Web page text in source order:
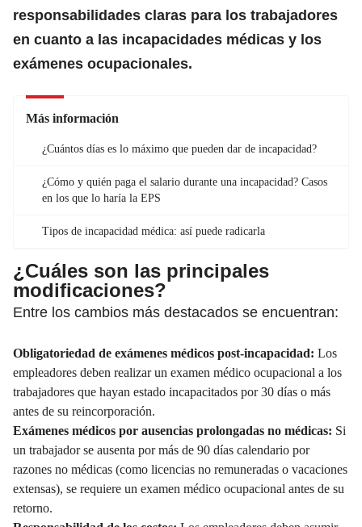
responsabilidades claras para los trabajadores
en cuanto a las incapacidades médicas y los
exámenes ocupacionales.
Más información
¿Cuántos días es lo máximo que pueden dar de incapacidad?
¿Cómo y quién paga el salario durante una incapacidad? Casos
en los que lo haría la EPS
Tipos de incapacidad médica: así puede radicarla
¿Cuáles son las principales
modificaciones?
Entre los cambios más destacados se encuentran:
Obligatoriedad de exámenes médicos post-incapacidad: Los
empleadores deben realizar un examen médico ocupacional a los
trabajadores que hayan estado incapacitados por 30 días o más
antes de su reincorporación.
Exámenes médicos por ausencias prolongadas no médicas: Si
un trabajador se ausenta por más de 90 días calendario por
razones no médicas (como licencias no remuneradas o vacaciones
extensas), se requiere un examen médico ocupacional antes de su
retorno.